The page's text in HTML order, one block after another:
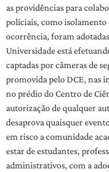
as providências para
policiais, como isolamento
ocorrência, foram
Universidade está
captadas por câmeras de
promovida pelo DCE, nas
no prédio do Centro de
autorização de qualquer
desaprova quaisquer
em risco a comunidade
estar de estudantes,
administrativos, com a